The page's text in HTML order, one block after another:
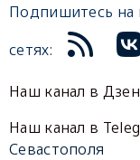
Подпишитесь на
сетях:
Наш канал в
Наш канал в
Севастополя